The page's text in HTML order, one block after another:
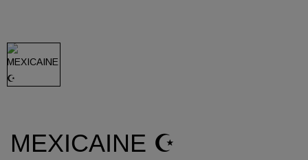
MEXICAINE ☪️